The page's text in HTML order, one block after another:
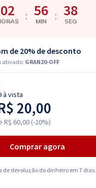
02 : 56
MIN : 37
SEG
de 20% de desconto
ativado: GRAN20-OFF
à vista
20,00
R$ 60,00 (-20%)
Comprar agora
de devolução do dinheiro em 7 dias.